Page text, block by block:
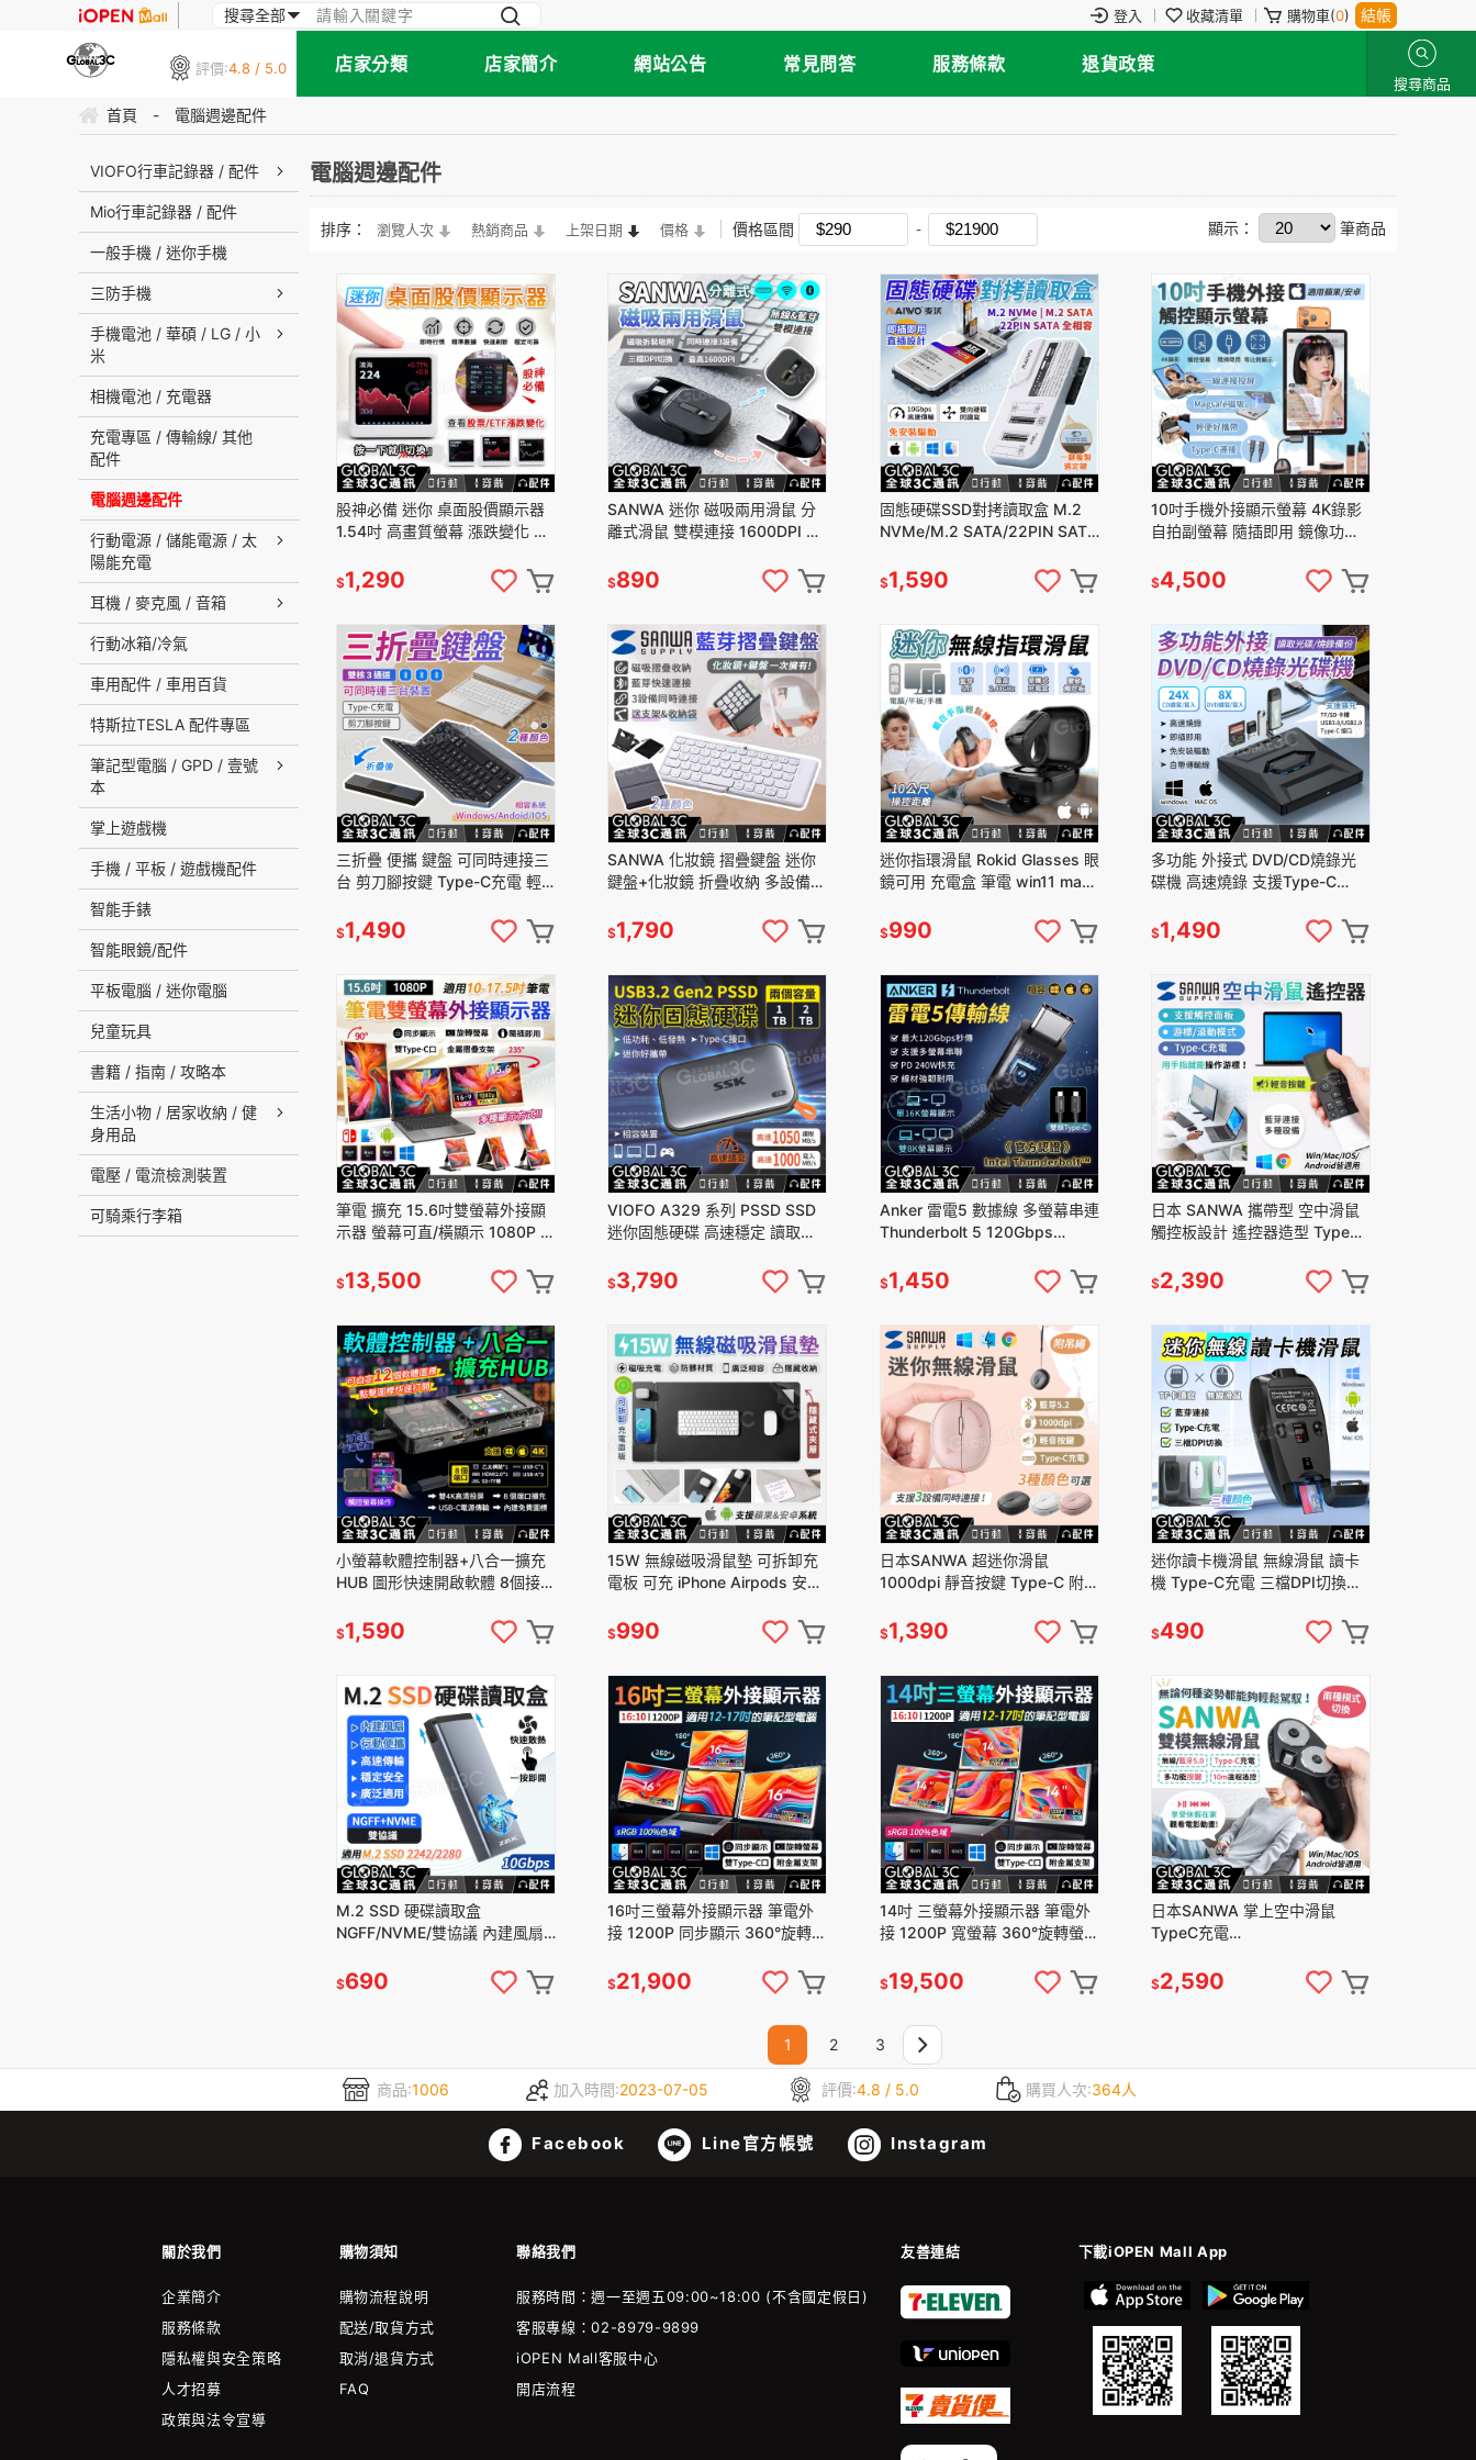
登入 收藏清單 購物車(0) 結帳
評價:4.8 / 5.0 店家分類 店家簡介 網站公告 常見問答 服務條款 退貨政策
搜尋商品
首頁 - 電腦週邊配件
VIOFO行車記錄器 / 配件
Mio行車記錄器 / 配件
一般手機 / 迷你手機
三防手機
手機電池 / 華碩 / LG / 小
米
相機電池 / 充電器
充電專區 / 傳輸線/ 其他
配件
電腦週邊配件
行動電源 / 儲能電源 / 太
陽能充電
耳機 / 麥克風 / 音箱
行動冰箱/冷氣
車用配件 / 車用百貨
特斯拉TESLA 配件專區
筆記型電腦 / GPD / 壹號
本
掌上遊戲機
手機 / 平板 / 遊戲機配件
智能手錶
智能眼鏡/配件
平板電腦 / 迷你電腦
兒童玩具
書籍 / 指南 / 攻略本
生活小物 / 居家收納 / 健
身用品
電壓 / 電流檢測裝置
可騎乘行李箱
電腦週邊配件
排序： 瀏覽人次 熱銷商品 上架日期 價格 價格區間 顯示： 筆商品
股神必備 迷你 桌面股價顯示器
1.54吋 高畫質螢幕 漲跌變化 快
$1,290
SANWA 迷你 磁吸兩用滑鼠 分
離式滑鼠 雙模連接 1600DPI 可
$890
固態硬碟SSD對拷讀取盒 M.2
NVMe/M.2 SATA/22PIN SATA
$1,590
10吋手機外接顯示螢幕 4K錄影
自拍副螢幕 隨插即用 鏡像功能
$4,500
三折疊 便攜 鍵盤 可同時連接三
台 剪刀腳按鍵 Type-C充電 輕
$1,490
SANWA 化妝鏡 摺疊鍵盤 迷你
鍵盤+化妝鏡 折疊收納 多設備連
$1,790
迷你指環滑鼠 Rokid Glasses 眼
鏡可用 充電盒 筆電 win11 mac
$990
多功能 外接式 DVD/CD燒錄光
碟機 高速燒錄 支援Type-C
$1,490
筆電 擴充 15.6吋雙螢幕外接顯
示器 螢幕可直/橫顯示 1080P 雙
多種組合
$13,500
VIOFO A329 系列 PSSD SSD
迷你固態硬碟 高速穩定 讀取
$3,790
Anker 雷電5 數據線 多螢幕串連
Thunderbolt 5 120Gbps
$1,450
日本 SANWA 攜帶型 空中滑鼠
觸控板設計 遙控器造型 TypeC
$2,390
小螢幕軟體控制器+八合一擴充
HUB 圖形快速開啟軟體 8個接口
太網路
$1,590
15W 無線磁吸滑鼠墊 可拆卸充
電板 可充 iPhone Airpods 安卓
$990
日本SANWA 超迷你滑鼠
1000dpi 靜音按鍵 Type-C 附吊
$1,390
迷你讀卡機滑鼠 無線滑鼠 讀卡
機 Type-C充電 三檔DPI切換
$490
M.2 SSD 硬碟讀取盒
NGFF/NVME/雙協議 內建風扇
$690
16吋三螢幕外接顯示器 筆電外
接 1200P 同步顯示 360°旋轉螢
$21,900
14吋 三螢幕外接顯示器 筆電外
接 1200P 寬螢幕 360°旋轉螢幕
$19,500
日本SANWA 掌上空中滑鼠
TypeC充電
$2,590
1 2 3
商品:1006 加入時間:2023-07-05 評價:4.8 / 5.0 購買人次:364人
Facebook Line官方帳號 Instagram
關於我們 購物須知 聯絡我們 友善連結 下載iOPEN Mall App
企業簡介
服務條款
隱私權與安全策略
人才招募
政策與法令宣導
購物流程說明
配送/取貨方式
取消/退貨方式
FAQ
服務時間：週一至週五09:00~18:00 (不含國定假日)
客服專線：02-8979-9899
iOPEN Mall客服中心
開店流程